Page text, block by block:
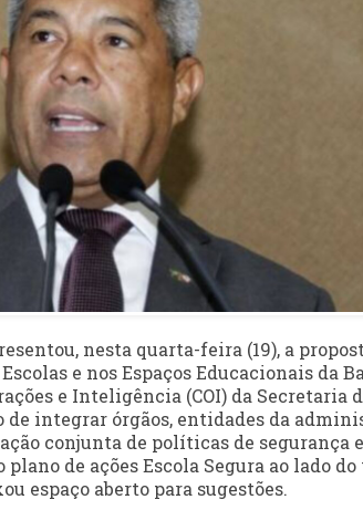
nesta quarta-feira (19), a
e nos Espaços Educacionais da
e Inteligência (COI) da Secretaria
de integrar órgãos, entidades da
conjunta de políticas de segurança
de ações Escola Segura ao lado
espaço aberto para sugestões.